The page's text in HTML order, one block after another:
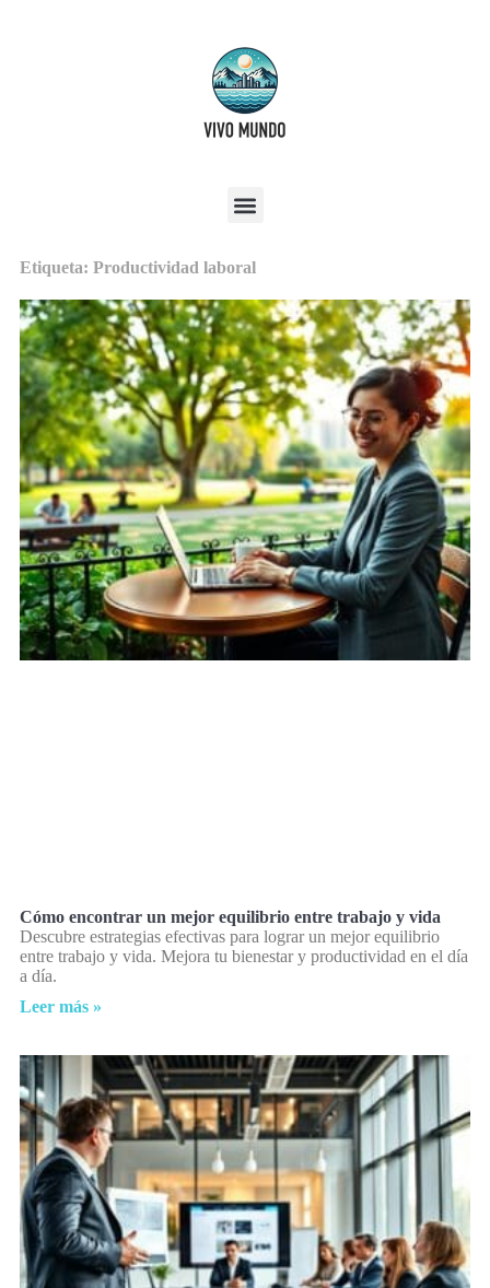
Etiqueta: Productividad laboral
Cómo encontrar un mejor equilibrio entre trabajo y vida
Descubre estrategias efectivas para lograr un mejor equilibrio
entre trabajo y vida. Mejora tu bienestar y productividad en el día
a día.
Leer más »